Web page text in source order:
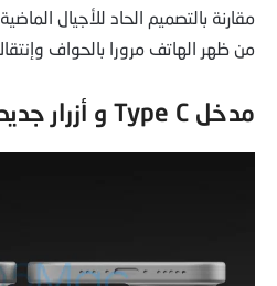
مقارنة بالتصميم الحاد للأجيال
من ظهر الهاتف مرورا بالحواف
مدخل Type C و أزرار جديدة !